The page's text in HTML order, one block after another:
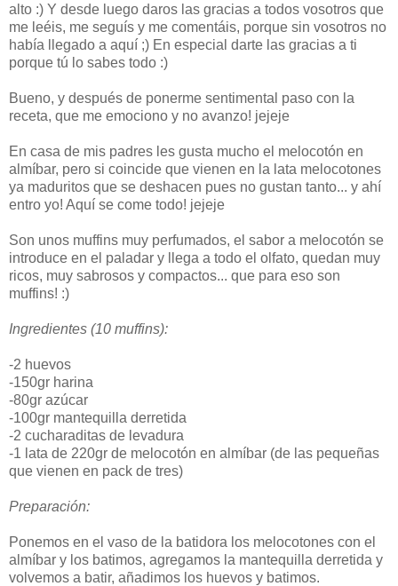
alto :) Y desde luego daros las gracias a todos vosotros que
me leéis, me seguís y me comentáis, porque sin vosotros no
había llegado a aquí ;) En especial darte las gracias a ti
porque tú lo sabes todo :)
Bueno, y después de ponerme sentimental paso con la
receta, que me emociono y no avanzo! jejeje
En casa de mis padres les gusta mucho el melocotón en
almíbar, pero si coincide que vienen en la lata melocotones
ya maduritos que se deshacen pues no gustan tanto... y ahí
entro yo! Aquí se come todo! jejeje
Son unos muffins muy perfumados, el sabor a melocotón se
introduce en el paladar y llega a todo el olfato, quedan muy
ricos, muy sabrosos y compactos... que para eso son
muffins! :)
Ingredientes (10 muffins):
-2 huevos
-150gr harina
-80gr azúcar
-100gr mantequilla derretida
-2 cucharaditas de levadura
-1 lata de 220gr de melocotón en almíbar (de las pequeñas
que vienen en pack de tres)
Preparación:
Ponemos en el vaso de la batidora los melocotones con el
almíbar y los batimos, agregamos la mantequilla derretida y
volvemos a batir, añadimos los huevos y batimos.